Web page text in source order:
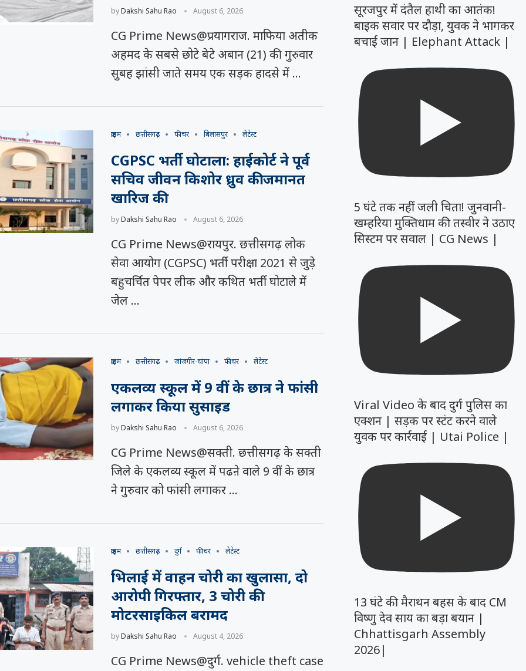
byDakshi Sahu Rao August 6, 2026
CG Prime News@प्रयागराज. माफिया अतीक
अहमद के सबसे छोटे बेटे अबान (21) की गुरुवार
सुबह झांसी जाते समय एक सड़क हादसे में …
क्राइम छत्तीसगढ़ फीचर बिलासपुर लेटेस्ट
CGPSC भर्ती घोटाला: हाईकोर्ट ने पूर्व
सचिव जीवन किशोर ध्रुव की जमानत
खारिज की
byDakshi Sahu Rao August 6, 2026
CG Prime News@रायपुर. छत्तीसगढ़ लोक
सेवा आयोग (CGPSC) भर्ती परीक्षा 2021 से जुड़े
बहुचर्चित पेपर लीक और कथित भर्ती घोटाले में
जेल …
क्राइम छत्तीसगढ़ जांजगीर-चांपा फीचर लेटेस्ट
एकलव्य स्कूल में 9 वीं के छात्र ने फांसी
लगाकर किया सुसाइड
byDakshi Sahu Rao August 6, 2026
CG Prime News@सक्ती. छत्तीसगढ़ के सक्ती
जिले के एकलव्य स्कूल में पढऩे वाले 9 वीं के छात्र
ने गुरुवार को फांसी लगाकर …
क्राइम छत्तीसगढ़ दुर्ग फीचर लेटेस्ट
भिलाई में वाहन चोरी का खुलासा, दो
आरोपी गिरफ्तार, 3 चोरी की
मोटरसाइकिल बरामद
byDakshi Sahu Rao August 4, 2026
CG Prime News@दुर्ग. vehicle theft case
सूरजपुर में दंतैल हाथी का आतंक!
बाइक सवार पर दौड़ा, युवक ने भागकर
बचाई जान | Elephant Attack |
5 घंटे तक नहीं जली चिता! जुनवानी-
खम्हरिया मुक्तिधाम की तस्वीर ने उठाए
सिस्टम पर सवाल | CG News |
Viral Video के बाद दुर्ग पुलिस का
एक्शन | सड़क पर स्टंट करने वाले
युवक पर कार्रवाई | Utai Police |
13 घंटे की मैराथन बहस के बाद CM
विष्णु देव साय का बड़ा बयान |
Chhattisgarh Assembly
2026|